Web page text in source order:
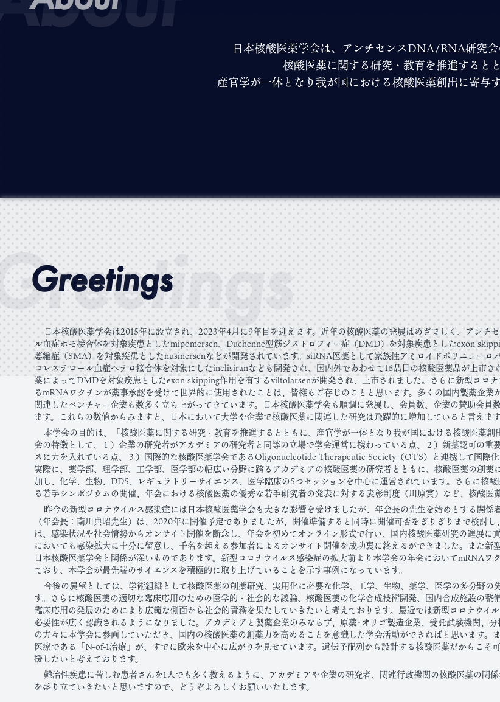
日本核酸医薬学会は、 アンチセンスDNA/RNA研究会
核酸医薬に関する研究・教育を推進するとと
産官学が一体となり我が国における核酸医薬創出に寄与
Greetings
日本核酸医薬学会は2015年に設立され、2023年4月に9年目を迎えます。近年の核酸医薬の発展はめざましく、アンチ
ル血症ホモ接合体を対象疾患としたmipomersen、Duchenne型筋ジストロフィー症（DMD）を対象疾患としたexon
萎縮症（SMA）を対象疾患としたnusinersenなどが開発されています。siRNA医薬として家族性アミロイドポリニューロ
コレステロール血症ヘテロ接合体を対象にしたinclisiranなども開発され、国内外であわせて16品目の核酸医薬品が上市
業によってDMDを対象疾患としたexon skipping作用を有するviltolarsenが開発され、上市されました。さらに新型コロ
るmRNAワクチンが薬事承認を受けて世界的に使用されたことは、皆様もご存じのことと思います。多くの国内製薬企業
関連したベンチャー企業も数多く立ち上がってきています。日本核酸医薬学会も順調に発展し、会員数、企業の賛助会員
ます。これらの数値からみますと、日本において大学や企業で核酸医薬に関連した研究は飛躍的に増加していると言えます
本学会の目的は、「核酸医薬に関する研究・教育を推進するとともに、産官学が一体となり我が国における核酸医薬創
会の特徴として、１）企業の研究者がアカデミアの研究者と同等の立場で学会運営に携わっている点、２）新薬認可の重
スに力を入れている点、３）国際的な核酸医薬学会であるOligonucleotide Therapeutic Society（OTS）と連携して国際化
実際に、薬学部、理学部、工学部、医学部の幅広い分野に跨るアカデミアの核酸医薬の研究者とともに、核酸医薬の創薬
加し、化学、生物、DDS、レギュラトリーサイエンス、医学臨床の5つセッションを中心に運営されています。さらに核
る若手シンポジウムの開催、年会における核酸医薬の優秀な若手研究者の発表に対する表彰制度（川原賞）など、核酸医
昨今の新型コロナウイルス感染症には日本核酸医薬学会も大きな影響を受けましたが、年会長の先生を始めとする関
（年会長：南川典昭先生）は、2020年に開催予定でありましたが、開催準備すると同時に開催可否をぎりぎりまで検討
は、感染状況や社会情勢からオンサイト開催を断念し、年会を初めてオンライン形式で行い、国内核酸医薬研究の進展
においても感染拡大に十分に留意し、千名を超える参加者によるオンサイト開催を成功裏に終えるができました。また
日本核酸医薬学会と関係が深いものであります。新型コロナウイルス感染症の拡大前より本学会の年会においてmRNA
ており、本学会が最先端のサイエンスを積極的に取り上げていることを示す事例になっています。
今後の展望としては、学術組織として核酸医薬の創薬研究、実用化に必要な化学、工学、生物、薬学、医学の多分野
す。さらに核酸医薬の適切な臨床応用のための医学的・社会的な議論、核酸医薬の化学合成技術開発、国内合成施設の
臨床応用の発展のためにより広範な側面から社会的責務を果たしていきたいと考えております。最近では新型コロナウ
必要性が広く認識されるようになりました。アカデミアと製薬企業のみならず、原薬･オリゴ製造企業、受託試験機関、
の方々に本学会に参画していただき、国内の核酸医薬の創薬力を高めることを意識した学会活動ができればと思います
医療である「N-of-1治療」が、すでに欧米を中心に広がりを見せています。遺伝子配列から設計する核酸医薬だからこ
援したいと考えております。
難治性疾患に苦しむ患者さんを1人でも多く救えるように、アカデミアや企業の研究者、関連行政機関の核酸医薬の関
を盛り立ていきたいと思いますので、どうぞよろしくお願いいたします。